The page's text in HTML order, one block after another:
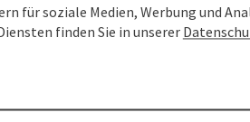
für soziale Medien, Werbung und
finden Sie in unserer